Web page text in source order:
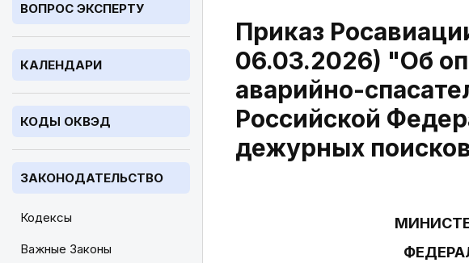
ВОПРОС ЭКСПЕРТУ
КАЛЕНДАРИ
КОДЫ ОКВЭД
ЗАКОНОДАТЕЛЬСТВО
Кодексы
Важные Законы
Приказ
06.03.2026) "Об
аварийно-
Российской
дежурных